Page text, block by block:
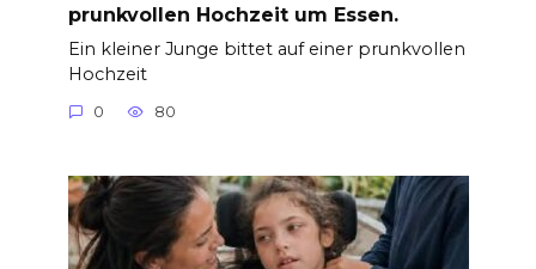
prunkvollen Hochzeit um Essen.
Ein kleiner Junge bittet auf einer prunkvollen
Hochzeit
0 80